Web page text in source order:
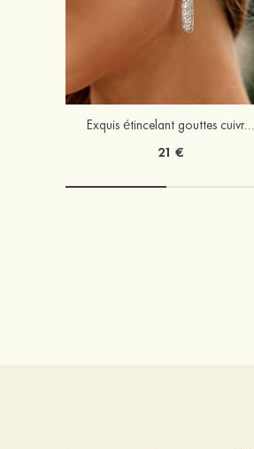
Exquis étincelant gouttes cuivre boucles d'oreilles avec zircone cubique
21 €